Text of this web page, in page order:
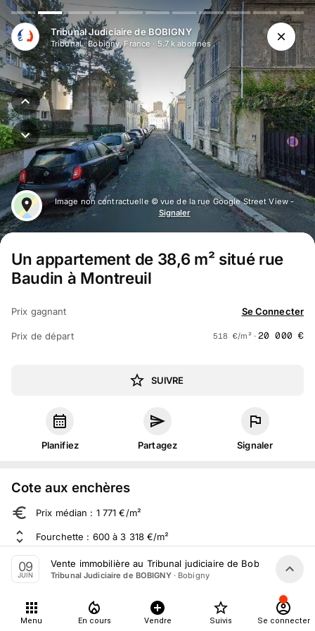
Aller au contenu principal
Tribunal Judiciaire de BOBIGNY
Tribunal·Bobigny, France · 5.7 k abonnés
Image non contractuelle © vue de la rue Google Street View -
Signaler
Un appartement de 38,6 m² situé rue
Baudin à Montreuil
Prix gagnant Se Connecter
Prix de départ 518 €/m² ·20 000 €
SUIVRE
Planifiez Partagez Signaler
Cote aux enchères
Prix médian : 1 771 €/m²
Fourchette : 600 à 3 318 €/m²
Sur 1 283 ventes aux enchères dans le département
À propos
09
JUIN
Vente immobilière au Tribunal judiciaire de Bobigny le 9
Tribunal Judiciaire de BOBIGNY· Bobigny
Menu En cours Vendre Suivis Se connecter